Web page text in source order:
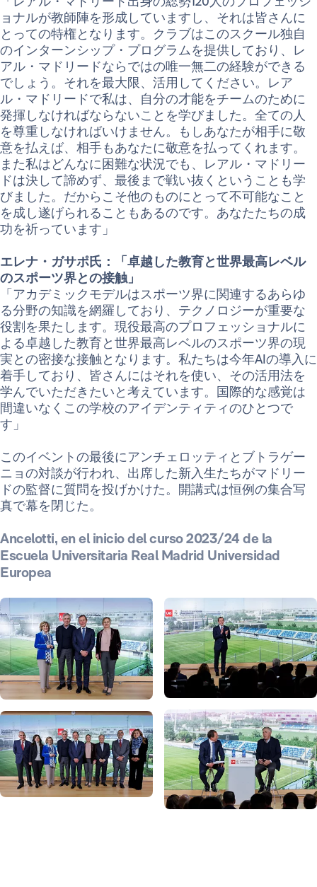
ョナルが教師陣を形成していますし、それは皆さんに
とっての特権となります。クラブはこのスクール独自
のインターンシップ・プログラムを提供しており、レ
アル・マドリードならではの唯一無二の経験ができる
でしょう。それを最大限、活用してください。レア
ル・マドリードで私は、自分の才能をチームのために
発揮しなければならないことを学びました。全ての人
を尊重しなければいけません。もしあなたが相手に敬
意を払えば、相手もあなたに敬意を払ってくれます。
また私はどんなに困難な状況でも、レアル・マドリー
ドは決して諦めず、最後まで戦い抜くということも学
びました。だからこそ他のものにとって不可能なこと
を成し遂げられることもあるのです。あなたたちの成
功を祈っています」
エレナ・ガサポ氏：「卓越した教育と世界最高レベル
のスポーツ界との接触」
「アカデミックモデルはスポーツ界に関連するあらゆ
る分野の知識を網羅しており、テクノロジーが重要な
役割を果たします。現役最高のプロフェッショナルに
よる卓越した教育と世界最高レベルのスポーツ界の現
実との密接な接触となります。私たちは今年AIの導入に
着手しており、皆さんにはそれを使い、その活用法を
学んでいただきたいと考えています。国際的な感覚は
間違いなくこの学校のアイデンティティのひとつで
す」
このイベントの最後にアンチェロッティとブトラゲー
ニョの対談が行われ、出席した新入生たちがマドリー
ドの監督に質問を投げかけた。開講式は恒例の集合写
真で幕を閉じた。
Ancelotti, en el inicio del curso 2023/24 de la
Escuela Universitaria Real Madrid Universidad
Europea